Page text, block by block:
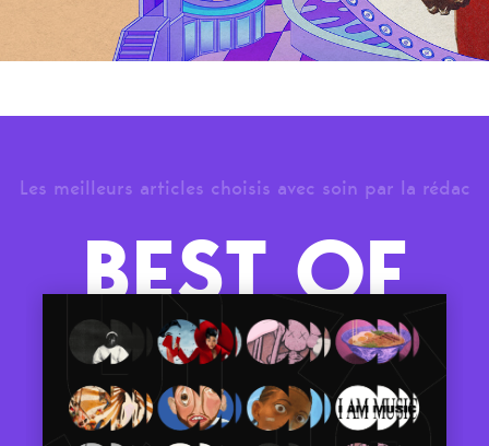
Les meilleurs articles choisis avec soin par la rédac
BEST OF